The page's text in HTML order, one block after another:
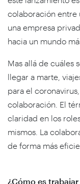
colaboración entre
una empresa
hacia un mundo
Mas allá de cuáles
llegar a marte,
para el
colaboración. El
claridad en los
mismos. La
de forma más
¿Cómo es